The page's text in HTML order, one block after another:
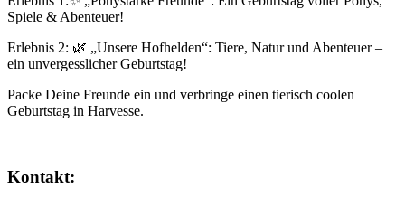
Spiele & Abenteuer!
Erlebnis 2: 🌿 „Unsere Hofhelden“: Tiere, Natur und Abenteuer –
ein unvergesslicher Geburtstag!
Packe Deine Freunde ein und verbringe einen tierisch coolen
Geburtstag in Harvesse.
Kontakt: